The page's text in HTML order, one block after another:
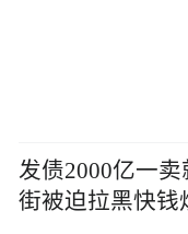
发债2000亿一
街被迫拉黑快钱